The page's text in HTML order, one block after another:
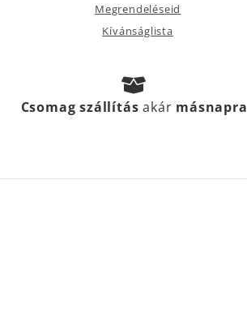
Megrendeléseid
Kívánságlista
Csomag szállításakár másnapra